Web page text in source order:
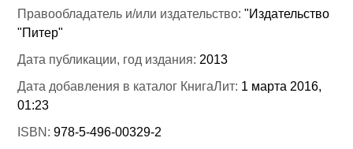
Правообладатель и/или издательство:"Издательство
"Питер"
Дата публикации, год издания: 2013
Дата добавления в каталог КнигаЛит: 1 марта 2016,
01:23
ISBN:978-5-496-00329-2